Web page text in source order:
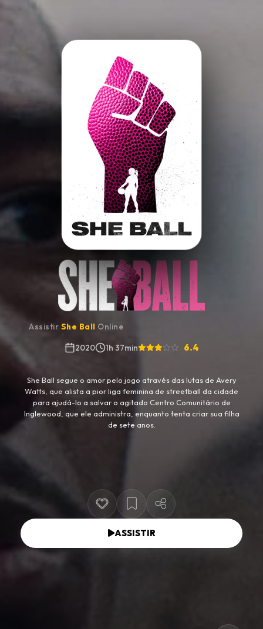
Minha Lista
Pesquisar
Assistir She Ball Online
2020
1h 37min 6.4
She Ball segue o amor pelo jogo através das lutas de Avery
Watts, que alista a pior liga feminina de streetball da cidade
para ajudá-lo a salvar o agitado Centro Comunitário de
Inglewood, que ele administra, enquanto tenta criar sua filha
de sete anos.
ASSISTIR